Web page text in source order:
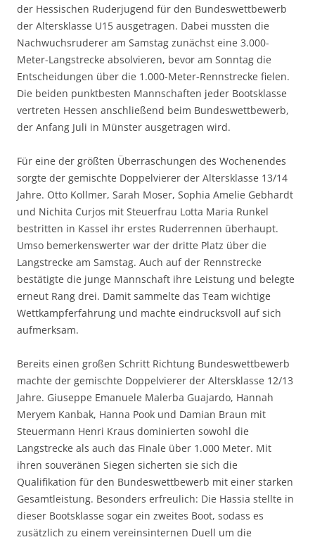
der Hessischen Ruderjugend für den Bundeswettbewerb
der Altersklasse U15 ausgetragen. Dabei mussten die
Nachwuchsruderer am Samstag zunächst eine 3.000-
Meter-Langstrecke absolvieren, bevor am Sonntag die
Entscheidungen über die 1.000-Meter-Rennstrecke fielen.
Die beiden punktbesten Mannschaften jeder Bootsklasse
vertreten Hessen anschließend beim Bundeswettbewerb,
der Anfang Juli in Münster ausgetragen wird.
Für eine der größten Überraschungen des Wochenendes
sorgte der gemischte Doppelvierer der Altersklasse 13/14
Jahre. Otto Kollmer, Sarah Moser, Sophia Amelie Gebhardt
und Nichita Curjos mit Steuerfrau Lotta Maria Runkel
bestritten in Kassel ihr erstes Ruderrennen überhaupt.
Umso bemerkenswerter war der dritte Platz über die
Langstrecke am Samstag. Auch auf der Rennstrecke
bestätigte die junge Mannschaft ihre Leistung und belegte
erneut Rang drei. Damit sammelte das Team wichtige
Wettkampferfahrung und machte eindrucksvoll auf sich
aufmerksam.
Bereits einen großen Schritt Richtung Bundeswettbewerb
machte der gemischte Doppelvierer der Altersklasse 12/13
Jahre. Giuseppe Emanuele Malerba Guajardo, Hannah
Meryem Kanbak, Hanna Pook und Damian Braun mit
Steuermann Henri Kraus dominierten sowohl die
Langstrecke als auch das Finale über 1.000 Meter. Mit
ihren souveränen Siegen sicherten sie sich die
Qualifikation für den Bundeswettbewerb mit einer starken
Gesamtleistung. Besonders erfreulich: Die Hassia stellte in
dieser Bootsklasse sogar ein zweites Boot, sodass es
zusätzlich zu einem vereinsinternen Duell um die